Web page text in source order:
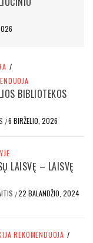
/
BIBLIOTEKOS
/6 BIRŽELIO, 2026
LAISVĘ – LAISVĘ
/22 BALANDŽIO, 2024
REKOMENDUOJA /